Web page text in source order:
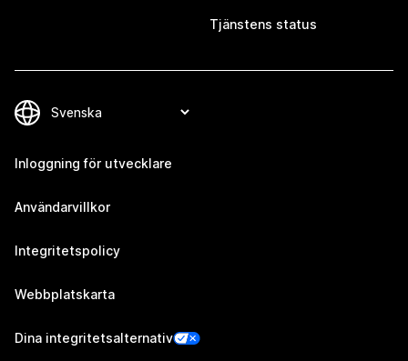
Tjänstens status
Inloggning för utvecklare
Användarvillkor
Integritetspolicy
Webbplatskarta
Dina integritetsalternativ